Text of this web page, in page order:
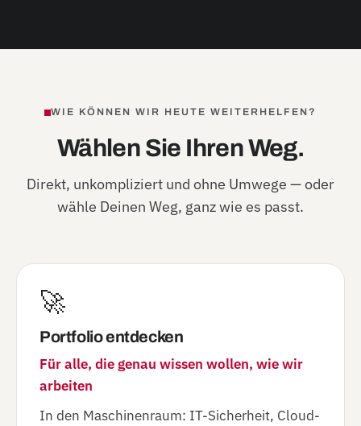
WIE KÖNNEN WIR HEUTE WEITERHELFEN?
Wählen Sie Ihren Weg.
Direkt, unkompliziert und ohne Umwege — oder
wähle Deinen Weg, ganz wie es passt.
🚀
Portfolio entdecken
Für alle, die genau wissen wollen, wie wir
arbeiten
In den Maschinenraum: IT-Sicherheit, Cloud-